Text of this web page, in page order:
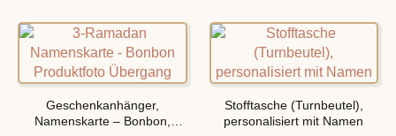
werden
mehrere
Varianten
auf.
Die
Optionen
können
weist
mehrere
Varianten
auf.
Die
Optionen
Geschenkanhänger,
Namenskarte – Bonbon,
Stofftasche (Turnbeutel),
personalisiert mit Namen